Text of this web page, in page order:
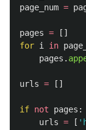
page_num =
pages =
[]
for i in
pages .
urls = []
if not pages :
urls = [ '